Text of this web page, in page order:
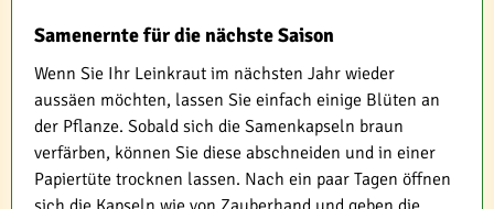
Samenernte für die nächste Saison
Wenn Sie Ihr Leinkraut im nächsten Jahr wieder
aussäen möchten, lassen Sie einfach einige Blüten an
der Pflanze. Sobald sich die Samenkapseln braun
verfärben, können Sie diese abschneiden und in einer
Papiertüte trocknen lassen. Nach ein paar Tagen öffnen